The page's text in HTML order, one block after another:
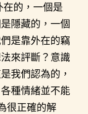
在的，一個是
隱藏的，一個
是靠外在的竊
來評斷？意識
我們認為的，
種情緒並不能
很正確的解